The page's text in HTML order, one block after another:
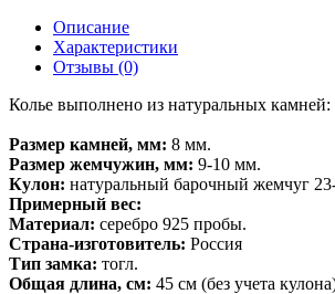
Описание
Характеристики
Отзывы (0)
Колье выполнено из натуральных
Размер камней, мм: 8 мм.
Размер жемчужин, мм: 9-10 мм.
Кулон: натуральный барочный жемчуг
Примерный вес:
Материал: серебро 925 пробы.
Страна-изготовитель: Россия
Тип замка: тогл.
Общая длина, см: 45 см (без учета